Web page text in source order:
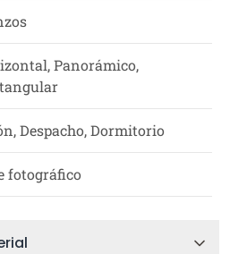
Panorámico,
Despacho, Dormitorio
fotográfico